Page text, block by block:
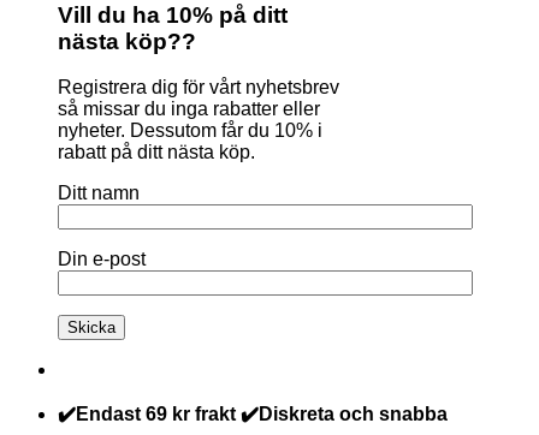
Vill du ha 10% på ditt
nästa köp??
Registrera dig för vårt nyhetsbrev
så missar du inga rabatter eller
nyheter. Dessutom får du 10% i
rabatt på ditt nästa köp.
Ditt namn
Din e-post
✔️Endast 69 kr frakt ✔️Diskreta och snabba